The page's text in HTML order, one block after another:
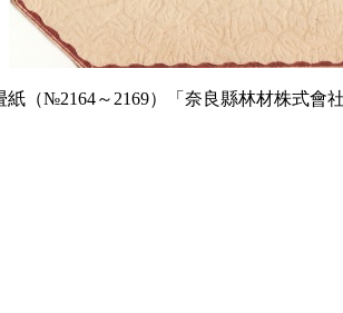
（№2164～2169）「奈良縣林材株式